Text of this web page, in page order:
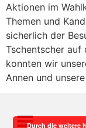
Aktionen im
Themen und
sicherlich der
Tschentscher auf
konnten wir
Annen und
Durch die weitere